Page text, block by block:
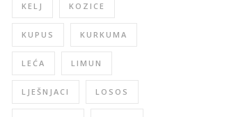
KELJ KOZICE
KUPUS KURKUMA
LEĆA LIMUN
LJEŠNJACI LOSOS